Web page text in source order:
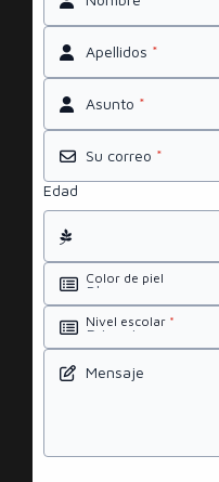
Apellidos *
Asunto *
Su correo *
Edad
Color de piel
Nivel escolar *
Mensaje